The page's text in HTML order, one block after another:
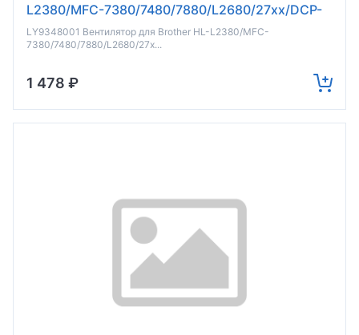
L2380/MFC-7380/7480/7880/L2680/27xx/DCP-
7080/7180/L25xx (о)
LY9348001 Вентилятор для Brother HL-L2380/MFC-
7380/7480/7880/L2680/27x...
1 478 ₽